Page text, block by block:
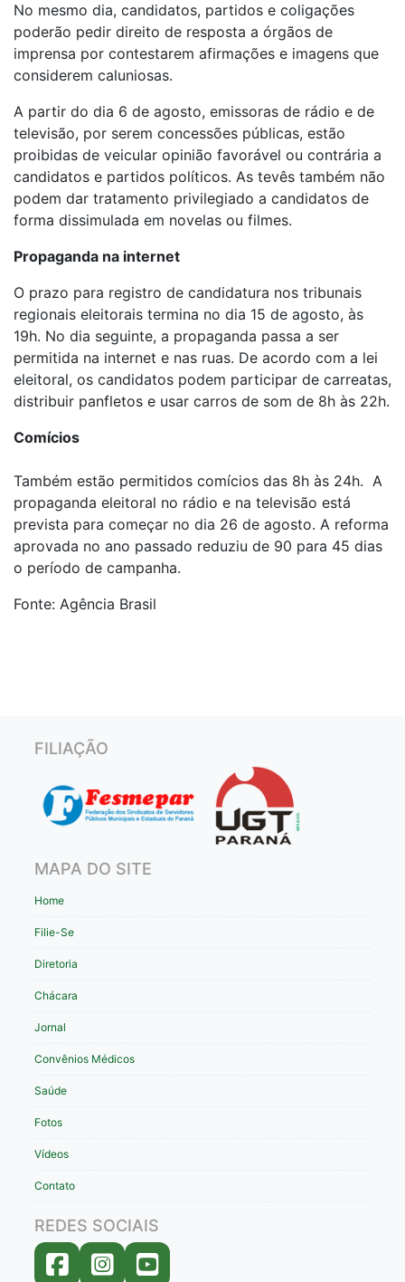
No mesmo dia, candidatos, partidos e coligações
poderão pedir direito de resposta a órgãos de
imprensa por contestarem afirmações e imagens que
considerem caluniosas.
A partir do dia 6 de agosto, emissoras de rádio e de
televisão, por serem concessões públicas, estão
proibidas de veicular opinião favorável ou contrária a
candidatos e partidos políticos. As tevês também não
podem dar tratamento privilegiado a candidatos de
forma dissimulada em novelas ou filmes.
Propaganda na internet
O prazo para registro de candidatura nos tribunais
regionais eleitorais termina no dia 15 de agosto, às
19h. No dia seguinte, a propaganda passa a ser
permitida na internet e nas ruas. De acordo com a lei
eleitoral, os candidatos podem participar de carreatas,
distribuir panfletos e usar carros de som de 8h às 22h.
Comícios
Também estão permitidos comícios das 8h às 24h. A
propaganda eleitoral no rádio e na televisão está
prevista para começar no dia 26 de agosto. A reforma
aprovada no ano passado reduziu de 90 para 45 dias
o período de campanha.
Fonte: Agência Brasil
FILIAÇÃO
MAPA DO SITE
Home
Filie-Se
Diretoria
Chácara
Jornal
Convênios Médicos
Saúde
Fotos
Vídeos
Contato
REDES SOCIAIS